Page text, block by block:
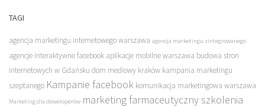
TAGI
agencja marketingu internetowego warszawa agencja marketingu zintegrowanego
agencje interaktywne facebook aplikacje mobilne warszawa budowa stron
internetowych w Gdańsku dom mediowy kraków kampania marketingu
szeptanego Kampanie facebook komunikacja marketingowa warszawa
Marketing dla deweloperów marketing farmaceutyczny szkolenia